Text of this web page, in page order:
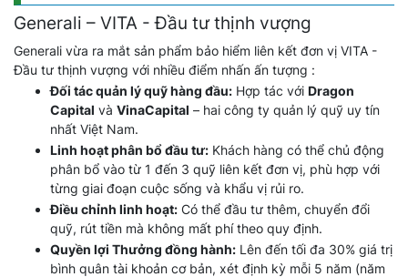
Generali – VITA - Đầu tư thịnh vượng
Generali vừa ra mắt sản phẩm bảo hiểm liên kết đơn vị VITA -
Đầu tư thịnh vượng với nhiều điểm nhấn ấn tượng :
Đối tác quản lý quỹ hàng đầu: Hợp tác với Dragon
Capital và VinaCapital – hai công ty quản lý quỹ uy tín
nhất Việt Nam.
Linh hoạt phân bổ đầu tư: Khách hàng có thể chủ động
phân bổ vào từ 1 đến 3 quỹ liên kết đơn vị, phù hợp với
từng giai đoạn cuộc sống và khẩu vị rủi ro.
Điều chỉnh linh hoạt: Có thể đầu tư thêm, chuyển đổi
quỹ, rút tiền mà không mất phí theo quy định.
Quyền lợi Thưởng đồng hành: Lên đến tối đa 30% giá trị
bình quân tài khoản cơ bản, xét định kỳ mỗi 5 năm (năm